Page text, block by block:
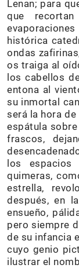
Lenan; para
que
histórica
ondas
os traiga al
los cabellos
entona al
su inmortal
será la hora
espátula
frascos,
los
quimeras,
estrella,
después, en
ensueño,
pero siempre
de su infancia
cuyo genio
ilustrar el